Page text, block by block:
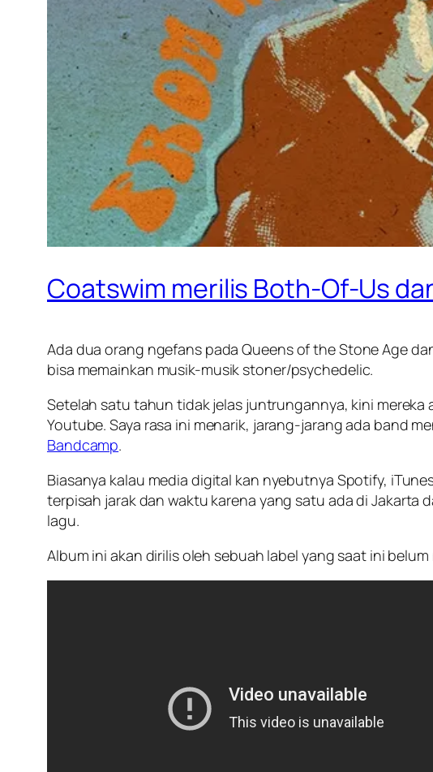
Coatswim merilis Both-Of-Us
Ada dua orang ngefans pada Queens of the Stone Age
bisa memainkan musik-musik stoner/psychedelic.
Setelah satu tahun tidak jelas juntrungannya, kini mereka
Youtube. Saya rasa ini menarik, jarang-jarang ada band
Bandcamp.
Biasanya kalau media digital kan nyebutnya Spotify,
terpisah jarak dan waktu karena yang satu ada di Jakarta
lagu.
Album ini akan dirilis oleh sebuah label yang saat ini